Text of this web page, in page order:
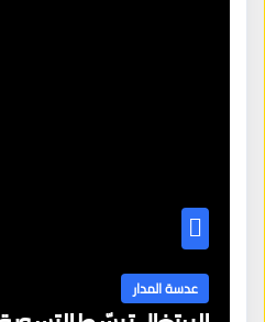
عدسة المدار